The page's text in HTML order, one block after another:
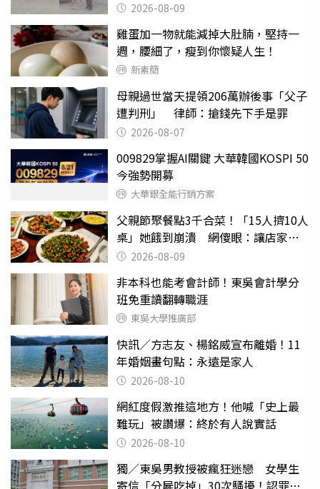
2026-08-09
雞蛋加一物就能減掉大肚腩，堅持一
週，腰細了，瘦到你懷疑人生！
新素簡
母親過世當天提領206萬辦後事「父子
遭判刑」 律師：搶錢先下手是罪
2026-08-07
009829掌握AI關鍵 大華韓國KOSPI 50
今強勢開募
大華銀全能行銷方案
父親節聚餐點3千合菜！「15人擠10人
桌」她餓到崩潰 網傻眼：讓店家看
笑話2026-08-09
非本科也能考會計師！東吳會計學分
班免重讀翻轉職涯
東吳大學推廣部
快訊／方志友、楊銘威宣布離婚！11
年婚姻畫句點：永遠是家人
2026-08-10
網紅度假激推這地方！他喊「史上最
難玩」被讚爆：終於有人說實話
2026-08-10
獨／東吳男教授被瘋狂迷戀 女學生
寄信「分屍吃掉」30次騷擾！認罪免